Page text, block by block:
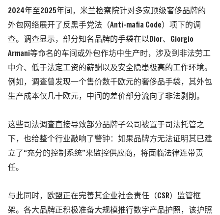
2024年至2025年间，米兰检察院针对多家顶级奢侈品牌的
外包网络展开了反黑手党法 （Anti-mafia Code） 项下的调
查。 调查显示，部分知名品牌的手袋在以Dior、Giorgio
Armani等命名的车间或外包作坊中生产时，涉及到非法劳工
中介、低于法定工资的薪酬以及安全隐患极高的工作环境。
例如，调查曾发现一个售价数千欧元的奢侈品手袋，其外包
生产成本仅几十欧元，中间的差价部分流向了非法剥削。
这些司法调查直接导致部分品牌子公司被置于司法托管之
下，也给整个行业敲响了警钟：如果品牌方无法证明其已建
立了“充分的控制系统”来监控供应商，将面临法律连带责
任。
与此同时，欧盟正在完善其企业社会责任 （CSR）
监管框
架。各大品牌正积极准备大规模推行数字产品护照，该护照